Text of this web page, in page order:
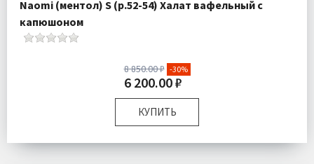
Naomi (ментол) S (р.52-54) Халат вафельный с
капюшоном
8 850.00 ₽ -30%
6 200.00 ₽
КУПИТЬ
Размер:
S